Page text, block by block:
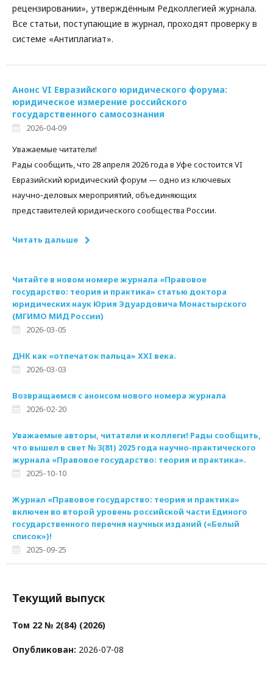
рецензировании», утверждённым Редколлегией журнала.
Все статьи, поступающие в журнал, проходят проверку в
системе «Антиплагиат».
Анонс VI Евразийского юридического форума:
юридическое измерение российского
государственного самосознания
2026-04-09
Уважаемые читатели!
Рады сообщить, что 28 апреля 2026 года в Уфе состоится VI
Евразийский юридический форум — одно из ключевых
научно‑деловых мероприятий, объединяющих
представителей юридического сообщества России.
Читать дальше
Читайте в новом номере журнала «Правовое
государство: теория и практика» статью доктора
юридических наук Юрия Эдуардовича Монастырского
(МГИМО МИД России)
2026-03-05
ДНК как «отпечаток пальца» XXI века.
2026-03-03
Возвращаемся с анонсом нового номера журнала
2026-02-20
Уважаемые авторы, читатели и коллеги! Рады сообщить,
что вышел в свет № 3(81) 2025 года научно-практического
журнала «Правовое государство: теория и практика».
2025-10-10
Журнал «Правовое государство: теория и практика»
включен во второй уровень российской части Единого
государственного перечня научных изданий («Белый
список»)!
2025-09-25
Текущий выпуск
Том 22 № 2(84) (2026)
Опубликован: 2026-07-08